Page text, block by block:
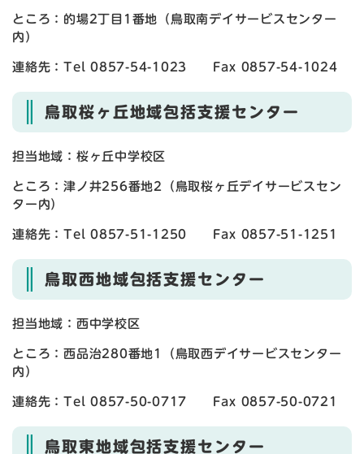
ところ：的場2丁目1番地（鳥取南デイサービスセンター
内）
連絡先：Tel 0857-54-1023 Fax 0857-54-1024
鳥取桜ヶ丘地域包括支援センター
担当地域：桜ヶ丘中学校区
ところ：津ノ井256番地2（鳥取桜ヶ丘デイサービスセン
ター内）
連絡先：Tel 0857-51-1250 Fax 0857-51-1251
鳥取西地域包括支援センター
担当地域：西中学校区
ところ：西品治280番地1（鳥取西デイサービスセンター
内）
連絡先：Tel 0857-50-0717 Fax 0857-50-0721
鳥取東地域包括支援センター